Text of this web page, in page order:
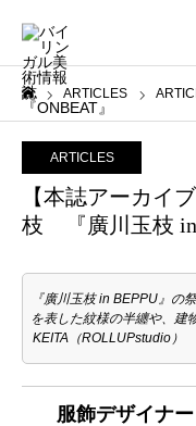
ーム
ARTICLES
ARTICLES
【本誌アーカイ
枝 『廣川玉枝 in
『廣川玉枝 in BEPPU』の
を表した紋様の半纏や、
KEITA（ROLLUPstudio）
服飾デザイナ